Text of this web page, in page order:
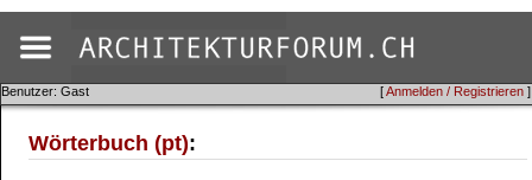
[Anmelden / Registrieren ]
Benutzer: Gast
Wörterbuch (pt):